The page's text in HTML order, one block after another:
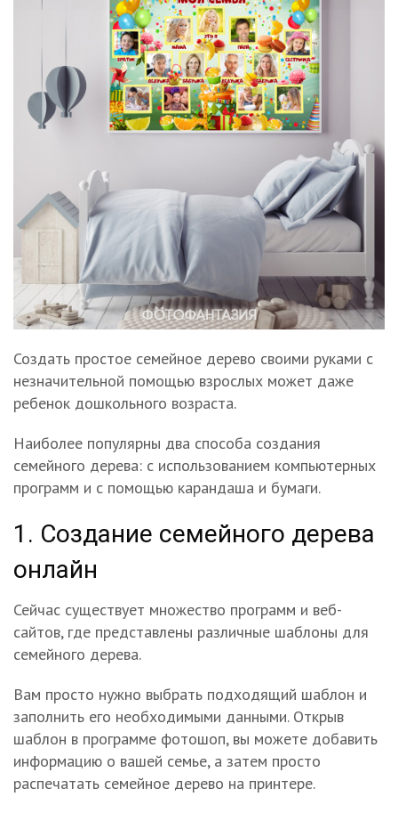
Создать простое семейное дерево своими руками с
незначительной помощью взрослых может даже
ребенок дошкольного возраста.
Наиболее популярны два способа создания
семейного дерева: с использованием компьютерных
программ и с помощью карандаша и бумаги.
1. Создание семейного дерева
онлайн
Сейчас существует множество программ и веб-
сайтов, где представлены различные шаблоны для
семейного дерева.
Вам просто нужно выбрать подходящий шаблон и
заполнить его необходимыми данными. Открыв
шаблон в программе фотошоп, вы можете добавить
информацию о вашей семье, а затем просто
распечатать семейное дерево на принтере.